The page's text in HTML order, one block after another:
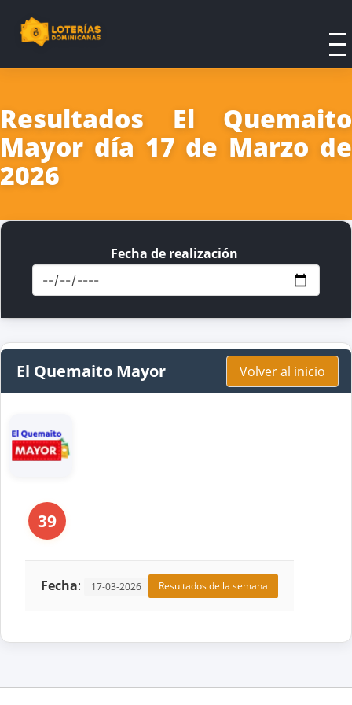
Resultados El Quemaito
Mayor día 17 de Marzo de
2026
Fecha de realización
El Quemaito Mayor Volver al inicio
39
Fecha: 17-03-2026 Resultados de la semana